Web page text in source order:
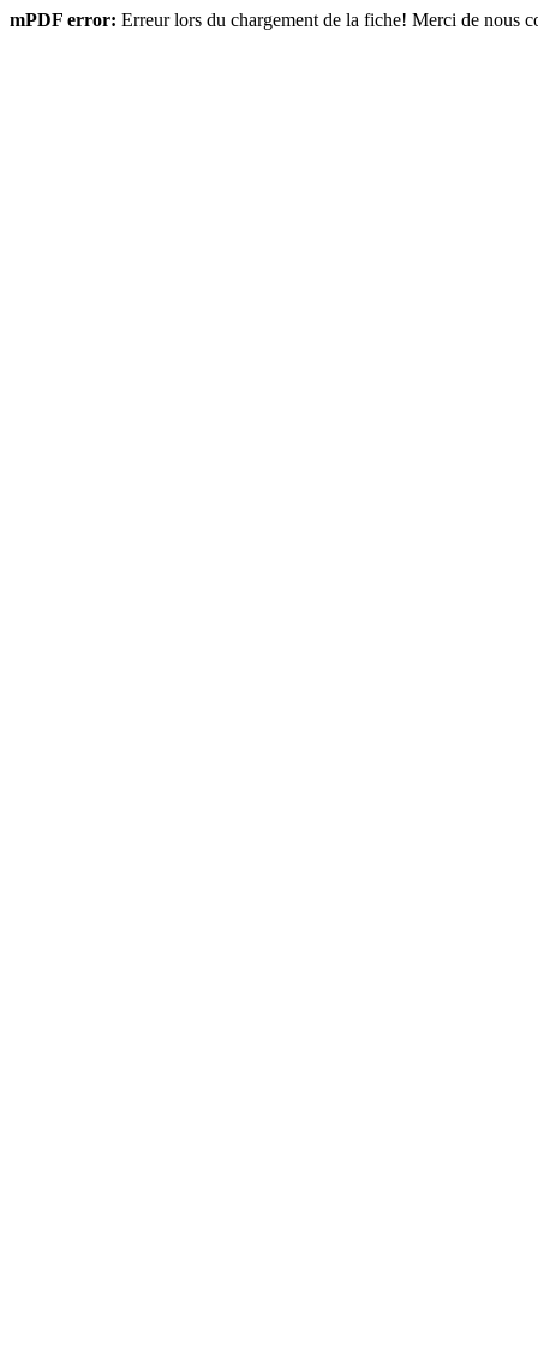
mPDF error: Erreur lors du chargement de la fiche! Merci de nous